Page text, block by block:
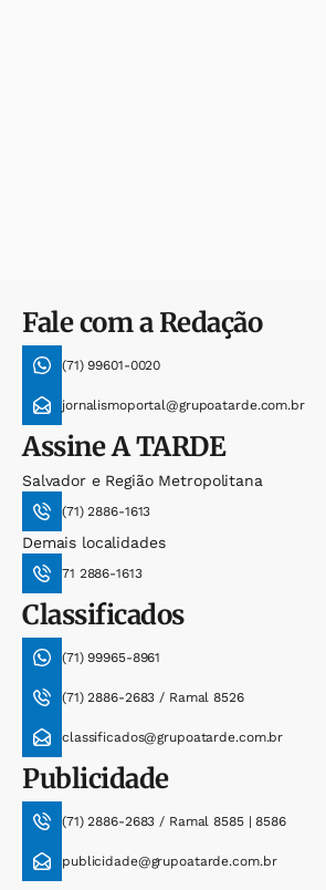
Fale com a Redação
(71) 99601-0020
jornalismoportal@grupoatarde.com.br
AssineA TARDE
Salvador e Região Metropolitana
(71) 2886-1613
Demais localidades
71 2886-1613
Classificados
(71) 99965-8961
(71) 2886-2683 / Ramal 8526
classificados@grupoatarde.com.br
Publicidade
(71) 2886-2683 / Ramal 8585 | 8586
publicidade@grupoatarde.com.br